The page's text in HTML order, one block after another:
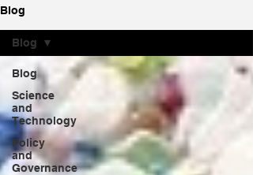
Blog
Blog
Science
and
Technology
Policy
and
Governance
Blog